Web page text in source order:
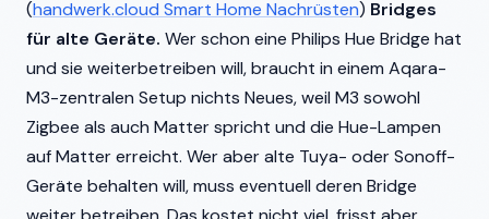
(handwerk.cloud Smart Home Nachrüsten) Bridges
für alte Geräte. Wer schon eine Philips Hue Bridge hat
und sie weiterbetreiben will, braucht in einem Aqara-
M3-zentralen Setup nichts Neues, weil M3 sowohl
Zigbee als auch Matter spricht und die Hue-Lampen
auf Matter erreicht. Wer aber alte Tuya- oder Sonoff-
Geräte behalten will, muss eventuell deren Bridge